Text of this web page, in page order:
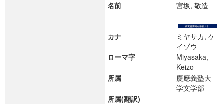
名前 宮坂, 敬造
カナ
ミヤサカ, ケ
イゾウ
ローマ字
Miyasaka,
Keizo
所属
慶應義塾大
学文学部
所属(翻訳)